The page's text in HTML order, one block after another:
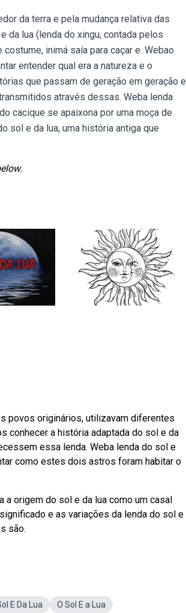
da terra e pela mudança relativa das
da lua (lenda do xingu, contada pelos
inimá saía para caçar e. Webao
entender qual era a natureza e o
que passam de geração em geração e
através dessas. Weba lenda
cacique se apaixona por uma moça de
sol e da lua, uma história antiga que
povos originários, utilizavam diferentes
conhecer a história adaptada do sol e da
essa lenda. Weba lenda do sol e
como estes dois astros foram habitar o
a origem do sol e da lua como um casal
e as variações da lenda do sol e
são.
E Da Lua
O Sol E a Lua